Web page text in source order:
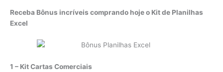
Receba Bônus incríveis comprando hoje o Kit de Planilhas
Excel
1 – Kit Cartas Comerciais